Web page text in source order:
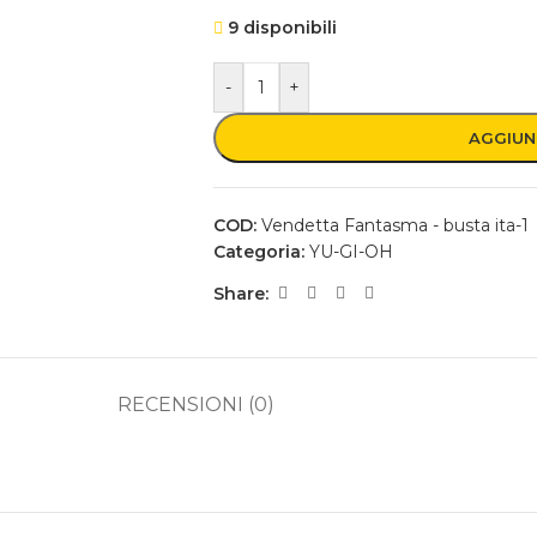
9 disponibili
- +
COD: Vendetta Fantasma - busta ita-1
Categoria: YU-GI-OH
Share:
RECENSIONI (0)